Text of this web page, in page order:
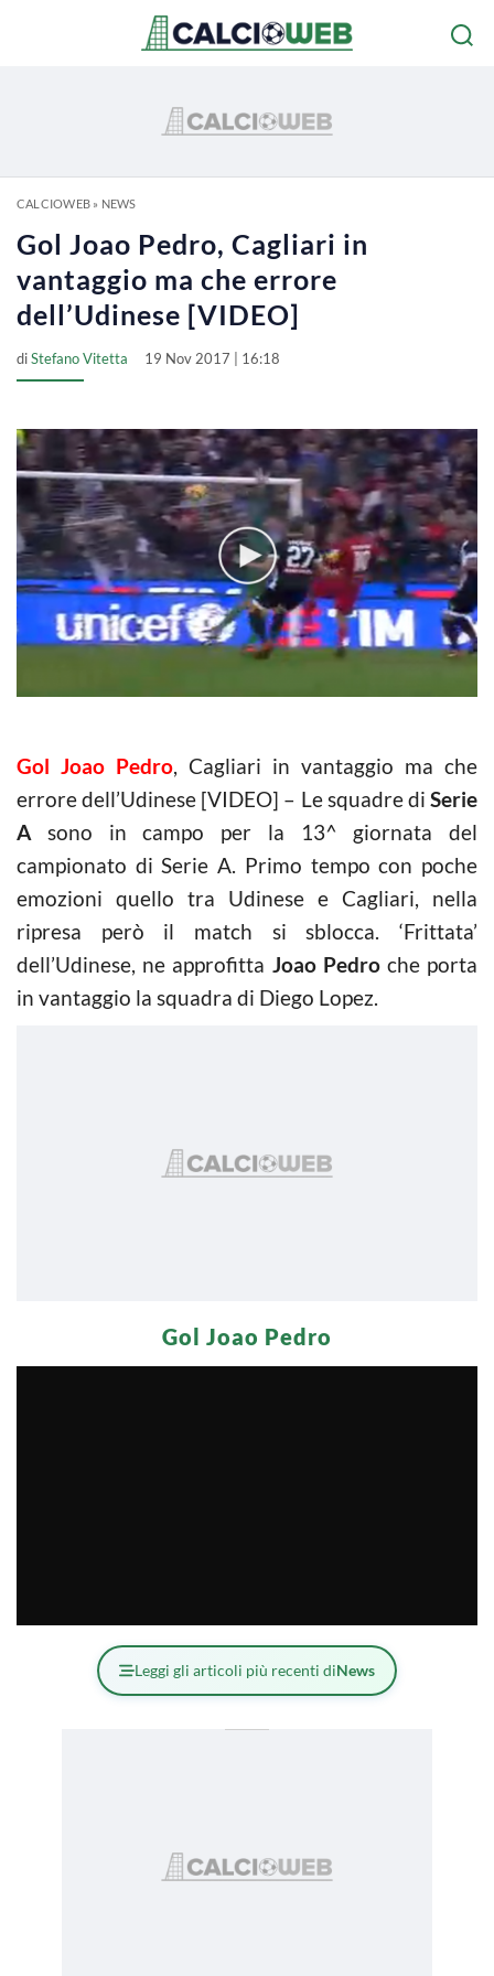
CALCIOWEB» NEWS
Gol Joao Pedro, Cagliari in
vantaggio ma che errore
dell’Udinese [VIDEO]
diStefano Vitetta 19 Nov 2017 | 16:18
Gol Joao Pedro, Cagliari in vantaggio ma che
errore dell’Udinese [VIDEO] – Le squadre di Serie
A sono in campo per la 13^ giornata del
campionato di Serie A. Primo tempo con poche
emozioni quello tra Udinese e Cagliari, nella
ripresa però il match si sblocca. ‘Frittata’
dell’Udinese, ne approfitta Joao Pedroche porta
in vantaggio la squadra di Diego Lopez.
Gol Joao Pedro
Leggi gli articoli più recenti diNews